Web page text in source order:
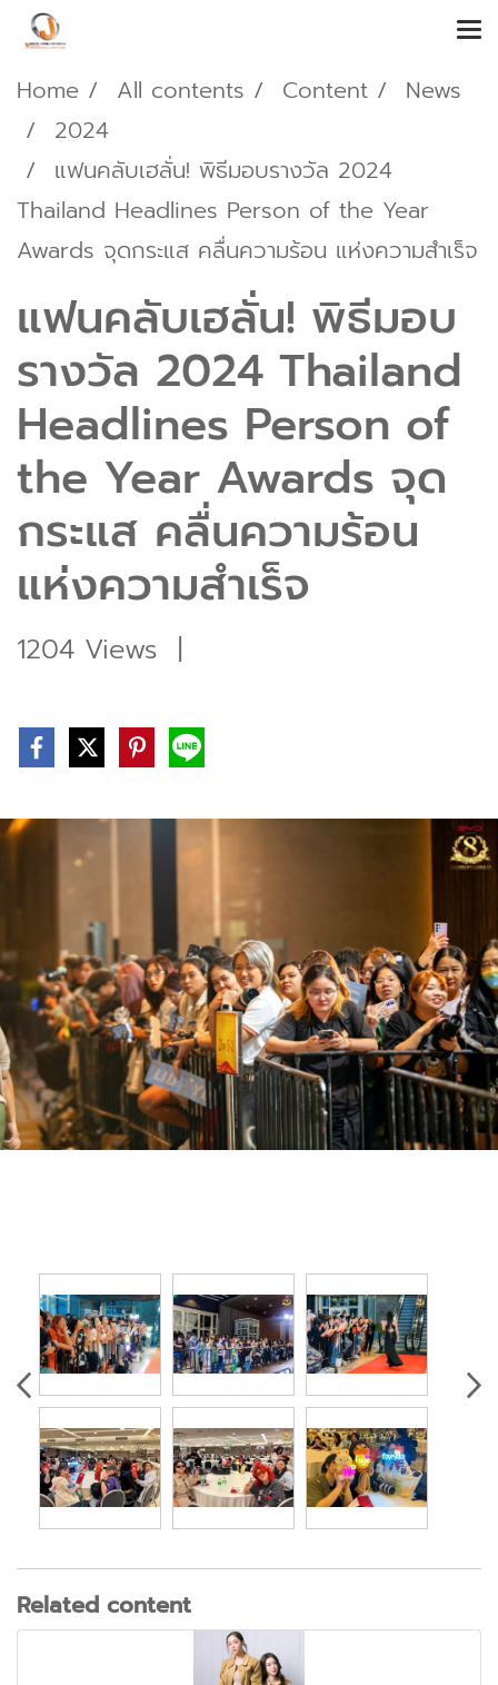
Home All contents Content
News
2024
แฟนคลับเฮลั่น! พิธีมอบรางวัล 2024
Thailand Headlines Person of the Year
Awards จุดกระแส คลื่นความร้อน แห่งความสำเร็จ
แฟนคลับเฮลั่น! พิธีมอบ
รางวัล 2024 Thailand
Headlines Person of
the Year Awards จุด
กระแส คลื่นความร้อน
แห่งความสำเร็จ
1204 Views |
Related content